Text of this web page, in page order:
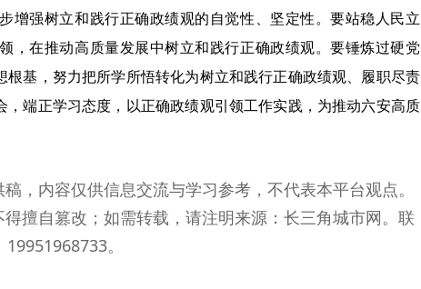
增强树立和践行正确政绩观的自觉性、坚定性。要站稳人民立
，在推动高质量发展中树立和践行正确政绩观。要锤炼过硬党
基，努力把所学所悟转化为树立和践行正确政绩观、履职尽责
端正学习态度，以正确政绩观引领工作实践，为推动六安高质
，内容仅供信息交流与学习参考，不代表本平台观点。
擅自篡改；如需转载，请注明来源：长三角城市网。联
。